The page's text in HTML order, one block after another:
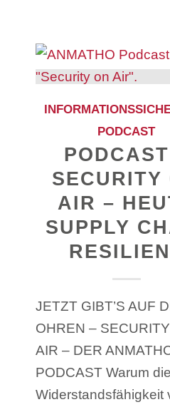
PODCAST
SECURITY
AIR –
SUPPLY
JETZT GIBT’S AUF
OHREN –
AIR – DER
PODCAST Warum die
Widerstandsfähigkeit